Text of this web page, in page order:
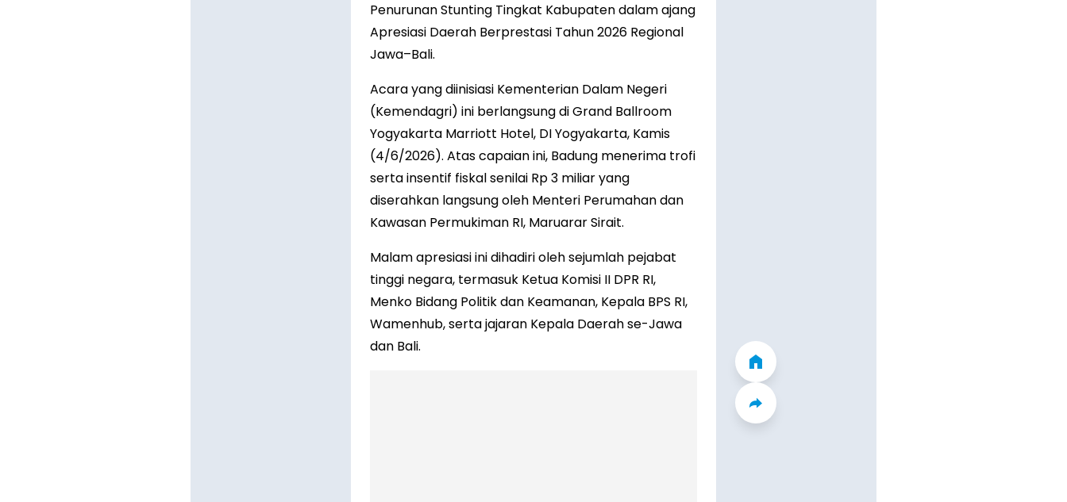
Penurunan Stunting Tingkat Kabupaten dalam ajang
Apresiasi Daerah Berprestasi Tahun 2026 Regional
Jawa–Bali.
Acara yang diinisiasi Kementerian Dalam Negeri
(Kemendagri) ini berlangsung di Grand Ballroom
Yogyakarta Marriott Hotel, DI Yogyakarta, Kamis
(4/6/2026). Atas capaian ini, Badung menerima trofi
serta insentif fiskal senilai Rp 3 miliar yang
diserahkan langsung oleh Menteri Perumahan dan
Kawasan Permukiman RI, Maruarar Sirait.
Malam apresiasi ini dihadiri oleh sejumlah pejabat
tinggi negara, termasuk Ketua Komisi II DPR RI,
Menko Bidang Politik dan Keamanan, Kepala BPS RI,
Wamenhub, serta jajaran Kepala Daerah se-Jawa
dan Bali.